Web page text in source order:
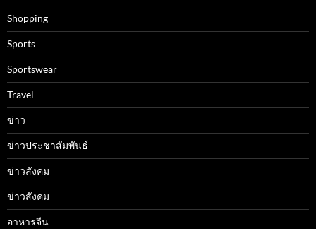
Shopping
Sports
Sportswear
Travel
ข่าว
ข่าวประชาสัมพันธ์
ข่าวสังคม
ข่าวสังคม
อาหารจีน